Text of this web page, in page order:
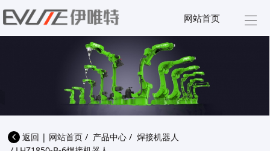
网站首页 产
返回 | 网站首页 / 产品中心 / 焊接机器人